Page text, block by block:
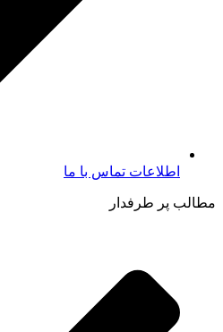
اطلاعات تماس با ما​
مطالب پر طرفدار